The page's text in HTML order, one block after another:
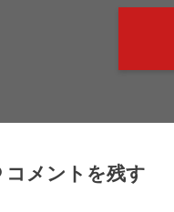
コメントを残す